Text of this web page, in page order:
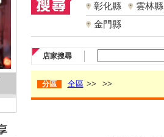
彰化縣
雲林縣
金門縣
店家搜尋
分區 全區 >> >>